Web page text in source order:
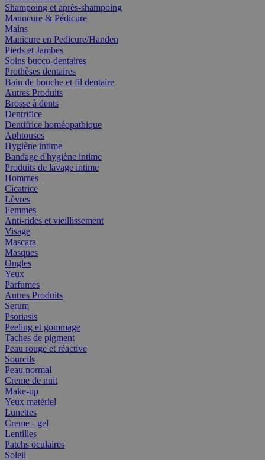
Shampoing et après-shampoing
Manucure & Pédicure
Mains
Manicure en Pedicure/Handen
Pieds et Jambes
Soins bucco-dentaires
Prothèses dentaires
Bain de bouche et fil dentaire
Autres Produits
Brosse à dents
Dentrifice
Dentifrice homéopathique
Aphtouses
Hygiène intime
Bandage d'hygiène intime
Produits de lavage intime
Hommes
Cicatrice
Lèvres
Femmes
Anti-rides et vieillissement
Visage
Mascara
Masques
Ongles
Yeux
Parfumes
Autres Produits
Serum
Psoriasis
Peeling et gommage
Taches de pigment
Peau rouge et réactive
Sourcils
Peau normal
Creme de nuit
Make-up
Yeux matériel
Lunettes
Creme - gel
Lentilles
Patchs oculaires
Soleil